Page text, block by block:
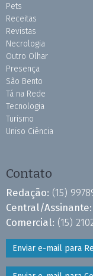
Pets
Receitas
Revistas
Necrologia
Outro Olhar
Presença
São Bento
Tá na Rede
Tecnologia
Turismo
Uniso Ciência
Contato
Redação: (15)
Central/Assinante:
Comercial: (15)
Enviar e-mail para